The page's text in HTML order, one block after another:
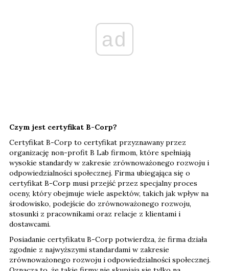
ad
Czym jest certyfikat B-Corp?
Certyfikat B-Corp to certyfikat przyznawany przez
organizację non-profit B Lab firmom, które spełniają
wysokie standardy w zakresie zrównoważonego rozwoju i
odpowiedzialności społecznej. Firma ubiegająca się o
certyfikat B-Corp musi przejść przez specjalny proces
oceny, który obejmuje wiele aspektów, takich jak wpływ na
środowisko, podejście do zrównoważonego rozwoju,
stosunki z pracownikami oraz relacje z klientami i
dostawcami.
Posiadanie certyfikatu B-Corp potwierdza, że firma działa
zgodnie z najwyższymi standardami w zakresie
zrównoważonego rozwoju i odpowiedzialności społecznej.